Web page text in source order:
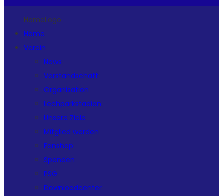
HomeLogo
Home
Verein
News
Vorstandschaft
Organisation
Lechparkstadion
Unsere Ziele
Mitglied werden
Fanshop
Spenden
PSG
Downloadcenter